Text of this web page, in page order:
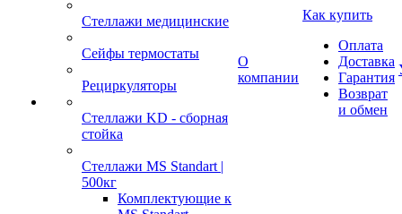
Стеллажи медицинские
Сейфы термостаты
Рециркуляторы
Стеллажи KD - сборная
стойка
Стеллажи MS Standart |
500кг
Комплектующие к
О
компании
Как купить
Оплата
Доставка
Гарантия
Возврат
и обмен